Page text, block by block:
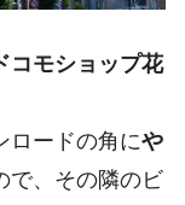
ドコモショップ花
ードの角にや
で、その隣のビ